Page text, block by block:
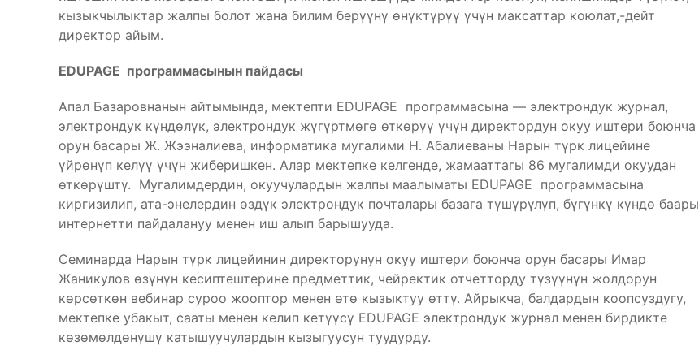
кызыкчылыктар жалпы болот жана билим берүүнү өнүктүрүү үчүн максаттар коюлат,-дейт
директор айым.
EDUPAGE программасынын пайдасы
Апал Базаровнанын айтымында, мектепти EDUPAGE программасына — электрондук журнал,
электрондук күндөлүк, электрондук жүгүртмөгө өткөрүү үчүн директордун окуу иштери боюнча
орун басары Ж. Жээналиева, информатика мугалими Н. Абалиеваны Нарын түрк лицейине
үйрөнүп келүү үчүн жиберишкен. Алар мектепке келгенде, жамааттагы 86 мугалимди окуудан
өткөрүштү. Мугалимдердин, окуучулардын жалпы маалыматы EDUPAGE программасына
киргизилип, ата-энелердин өздүк электрондук почталары базага түшүрүлүп, бүгүнкү күндө баары
интернетти пайдалануу менен иш алып барышууда.
Семинарда Нарын түрк лицейинин директорунун окуу иштери боюнча орун басары Имар
Жаникулов өзүнүн кесиптештерине предметтик, чейректик отчетторду түзүүнүн жолдорун
көрсөткөн вебинар суроо жооптор менен өтө кызыктуу өттү. Айрыкча, балдардын коопсуздугу,
мектепке убакыт, сааты менен келип кетүүсү EDUPAGE электрондук журнал менен бирдикте
көзөмөлдөнүшү катышуучулардын кызыгуусун туудурду.